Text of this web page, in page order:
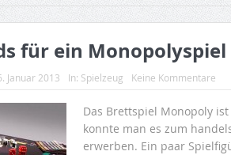
für ein Monopolyspiel
Januar 2013 In: Spielzeug Keine Kommentare
Das Brettspiel Monopoly
konnte man es zum
erwerben. Ein paar